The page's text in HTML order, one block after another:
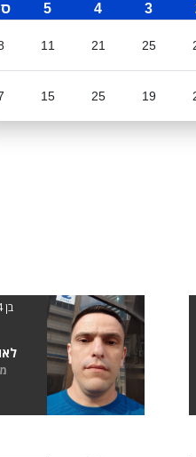
3
4
5
25
21
11
19
25
15
בן 44 | 1.85